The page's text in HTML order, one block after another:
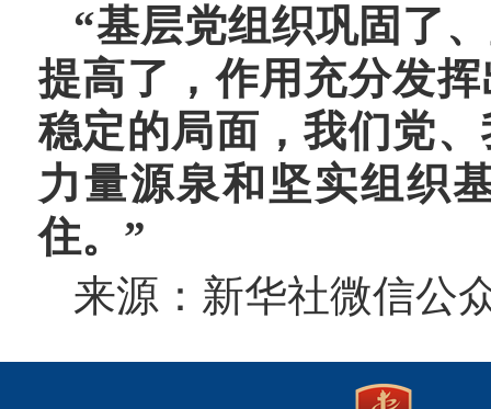
“基层党组织巩固了
提高了，作用充分发
稳定的局面，我们党
力量源泉和坚实组织
住。”
来源：新华社微信公